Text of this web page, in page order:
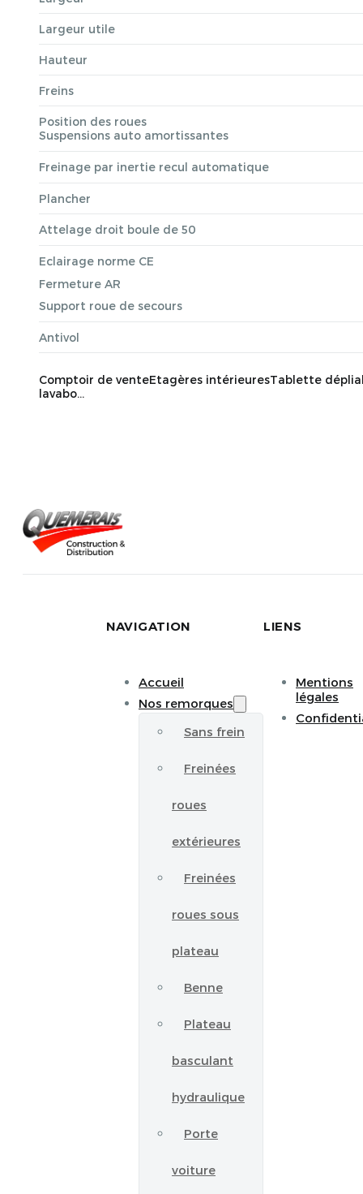
Largeur utile
Hauteur
Freins
Position des roues
Suspensions auto amortissantes
Freinage par inertie recul automatique
Plancher
Attelage droit boule de 50
Eclairage norme CE
Fermeture AR
Support roue de secours
Antivol
Comptoir de venteEtagères intérieuresTablette
lavabo...
NAVIGATION
Accueil
Nos remorques
Sans frein
Freinées
roues
extérieures
Freinées
roues sous
plateau
Benne
Plateau
basculant
hydraulique
Porte
voiture
LIENS
Mentions
légales